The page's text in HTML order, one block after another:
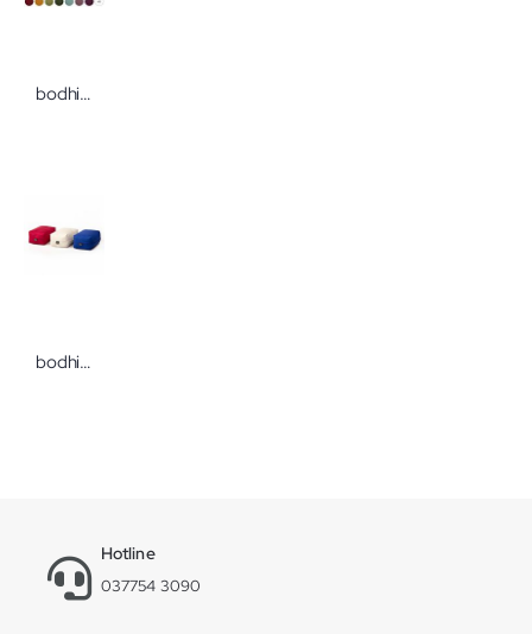
bodhi Meditationskissen ZAFU Eco
bodhi VIPASSANA-Kniekissen
Hotline
037754 3090